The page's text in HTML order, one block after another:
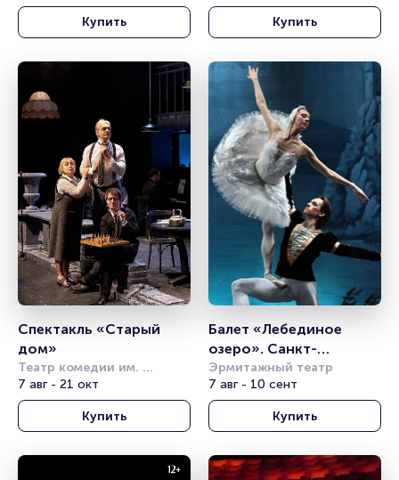
Купить Купить
Спектакль «Старый
дом»
Театр комедии им.
Акимова
7 авг - 21 окт
Купить
Балет «Лебединое
озеро». Санкт-
Петербургский театр
балета им. П.И.
Чайковского
Эрмитажный театр
7 авг - 10 сент
Купить